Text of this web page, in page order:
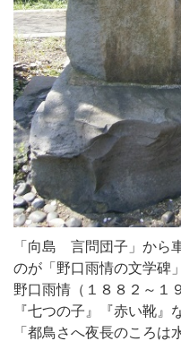
「向島 言問団子」から
のが「野口雨情の文学碑」
野口雨情（１８８２～１
『七つの子』『赤い靴』
「都鳥さへ夜長のころは